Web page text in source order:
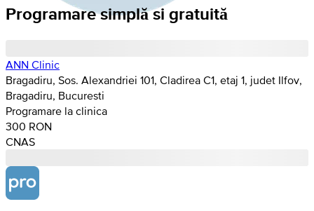
Programare simplă si gratuită
ANN Clinic
Bragadiru, Sos. Alexandriei 101, Cladirea C1, etaj 1, judet Ilfov,
Bragadiru, Bucuresti
Programare la clinica
300 RON
CNAS